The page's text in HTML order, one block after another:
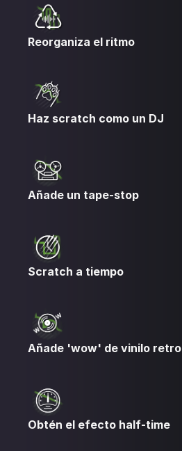
Reorganiza el ritmo
Haz scratch como un DJ
Añade un tape-stop
Scratch a tiempo
Añade 'wow' de vinilo retro
Obtén el efecto half-time